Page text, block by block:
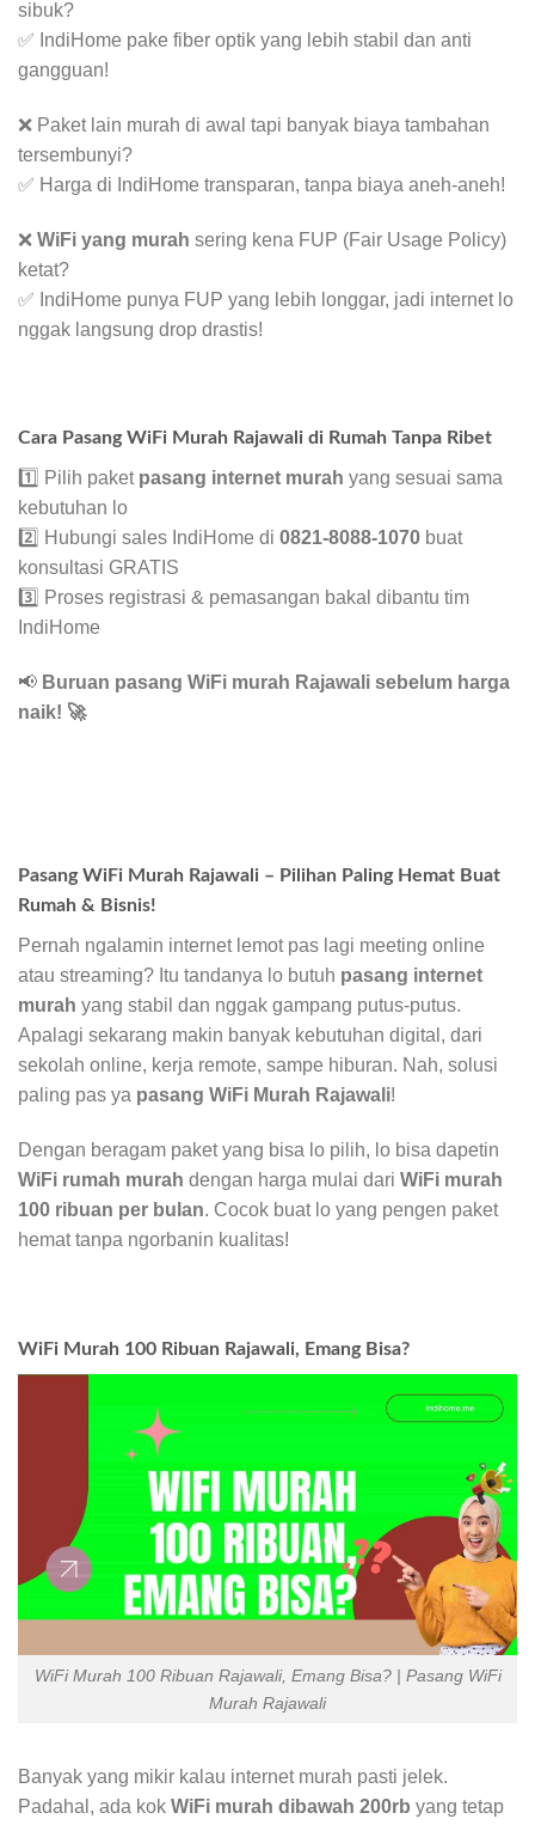
sibuk?
✅ IndiHome pake fiber optik yang lebih stabil dan anti
gangguan!
❌ Paket lain murah di awal tapi banyak biaya tambahan
tersembunyi?
✅ Harga di IndiHome transparan, tanpa biaya aneh-aneh!
❌ WiFi yang murah sering kena FUP (Fair Usage Policy)
ketat?
✅ IndiHome punya FUP yang lebih longgar, jadi internet lo
nggak langsung drop drastis!
Cara Pasang WiFi Murah Rajawali di Rumah Tanpa Ribet
1️⃣ Pilih paket pasang internet murah yang sesuai sama
kebutuhan lo
2️⃣ Hubungi sales IndiHome di 0821-8088-1070 buat
konsultasi GRATIS
3️⃣ Proses registrasi & pemasangan bakal dibantu tim
IndiHome
📢 Buruan pasang WiFi murah Rajawali sebelum harga
naik! 🚀
Pasang WiFi Murah Rajawali – Pilihan Paling Hemat Buat
Rumah & Bisnis!
Pernah ngalamin internet lemot pas lagi meeting online
atau streaming? Itu tandanya lo butuh pasang internet
murah yang stabil dan nggak gampang putus-putus.
Apalagi sekarang makin banyak kebutuhan digital, dari
sekolah online, kerja remote, sampe hiburan. Nah, solusi
paling pas ya pasang WiFi Murah Rajawali!
Dengan beragam paket yang bisa lo pilih, lo bisa dapetin
WiFi rumah murah dengan harga mulai dari WiFi murah
100 ribuan per bulan. Cocok buat lo yang pengen paket
hemat tanpa ngorbanin kualitas!
WiFi Murah 100 Ribuan Rajawali, Emang Bisa?
WiFi Murah 100 Ribuan Rajawali, Emang Bisa? | Pasang WiFi
Murah Rajawali
Banyak yang mikir kalau internet murah pasti jelek.
Padahal, ada kok WiFi murah dibawah 200rb yang tetap